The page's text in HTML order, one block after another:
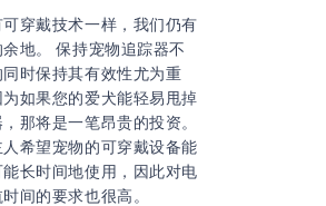
穿戴技术一样，我们仍有
地。 保持宠物追踪器不
同时保持其有效性尤为重
如果您的爱犬能轻易甩掉
那将是一笔昂贵的投资。
希望宠物的可穿戴设备能
长时间地使用，因此对电
间的要求也很高。